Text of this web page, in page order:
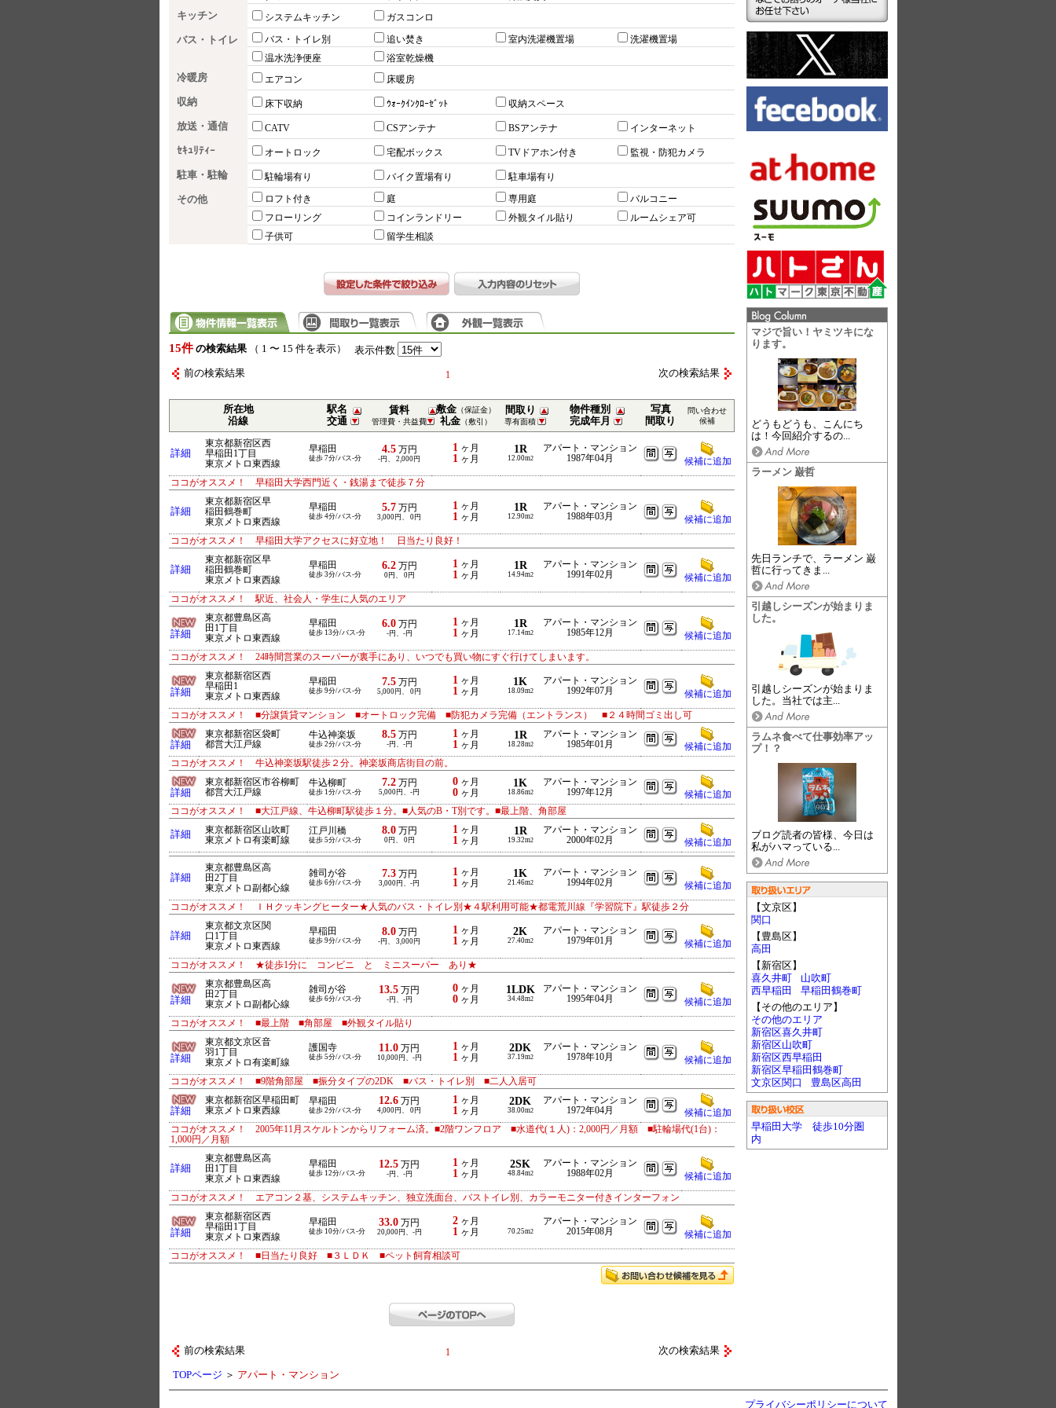
マジで旨い！ヤミツキにな
ります。
どうもどうも、こんにち
は！今回紹介するの...
ラーメン 巌哲
先日ランチで、ラーメン 巌
哲に行ってきま...
引越しシーズンが始まりま
した。
引越しシーズンが始まりま
した。当社では主...
ラムネ食べて仕事効率アッ
プ！？
ブログ読者の皆様、今日は
私がハマっている...
【文京区】
関口
【豊島区】
高田
【新宿区】
喜久井町
山吹町
西早稲田
早稲田鶴巻町
【その他のエリア】
その他のエリア
新宿区喜久井町
新宿区山吹町
新宿区西早稲田
新宿区早稲田鶴巻町
文京区関口
豊島区高田
早稲田大学 徒歩10分圏
内
キッチン システムキッチン ガスコンロ
バス・トイレ バス・トイレ別 追い焚き 室内洗濯機置場
洗濯機置場
温水洗浄便座
浴室乾燥機
冷暖房 エアコン 床暖房
収納 床下収納 ｳｫｰｸｲﾝｸﾛｰｾﾞｯﾄ 収納スペース
放送・通信 CATV CSアンテナ BSアンテナ インターネット
ｾｷｭﾘﾃｨｰ オートロック 宅配ボックス TVドアホン付き 監視・防犯カメラ
駐車・駐輪 駐輪場有り バイク置場有り 駐車場有り
その他 ロフト付き 庭 専用庭
バルコニー
フローリング
コインランドリー 外観タイル貼り
ルームシェア可
子供可
留学生相談
15件 の検索結果（ 1 〜 15 件を表示） 表示件数
前の検索結果 1 次の検索結果
所在地
沿線
駅名
交通
賃料
管理費・共益費
敷金（保証金）
礼金（敷引）
間取り
専有面積
物件種別
完成年月
写真
間取り
問い合わせ
候補
詳細
東京都新宿区西
早稲田1丁目
東京メトロ東西線
早稲田
徒歩 7分/バス-分
4.5万円
-円、 2,000円
1 ヶ月
1 ヶ月
1R
12.00m2
アパート・マンション
1987年04月
候補に追加
ココがオススメ！ 早稲田大学西門近く・銭湯まで徒歩７分
詳細
東京都新宿区早
稲田鶴巻町
東京メトロ東西線
早稲田
徒歩 4分/バス-分
5.7 万円
3,000円、 0円
1 ヶ月
1 ヶ月
1R
12.90m2
アパート・マンション
1988年03月
候補に追加
ココがオススメ！ 早稲田大学アクセスに好立地！ 日当たり良好！
詳細
東京都新宿区早
稲田鶴巻町
東京メトロ東西線
早稲田
徒歩 3分/バス-分
6.2万円
0円、 0円
1 ヶ月
1 ヶ月
1R
14.94m2
アパート・マンション
1991年02月
候補に追加
ココがオススメ！ 駅近、社会人・学生に人気のエリア
詳細
東京都豊島区高
田1丁目
東京メトロ東西線
早稲田
徒歩 13分/バス-分
6.0万円
-円、-円
1 ヶ月
1 ヶ月
1R
17.14m2
アパート・マンション
1985年12月
候補に追加
ココがオススメ！ 24時間営業のスーパーが裏手にあり、いつでも買い物にすぐ行けてしまいます。
詳細
東京都新宿区西
早稲田1
東京メトロ東西線
早稲田
徒歩 9分/バス-分
7.5万円
5,000円、 0円
1 ヶ月
1 ヶ月
1K
18.09m2
アパート・マンション
1992年07月
候補に追加
ココがオススメ！ ■分譲賃貸マンション ■オートロック完備 ■防犯カメラ完備（エントランス） ■２４時間ゴミ出し可
詳細
東京都新宿区袋町
都営大江戸線
牛込神楽坂
徒歩 2分/バス-分
8.5万円
-円、-円
1 ヶ月
1 ヶ月
1R
18.28m2
アパート・マンション
1985年01月
候補に追加
ココがオススメ！ 牛込神楽坂駅徒歩２分。神楽坂商店街目の前。
詳細
東京都新宿区市谷柳町
都営大江戸線
牛込柳町
徒歩 1分/バス-分
7.2万円
5,000円、-円
0ヶ月
0ヶ月
1K
18.86m2
アパート・マンション
1997年12月
候補に追加
ココがオススメ！ ■大江戸線、牛込柳町駅徒歩１分。■人気のB・T別です。■最上階、角部屋
詳細
東京都新宿区山吹町
東京メトロ有楽町線
江戸川橋
徒歩 5分/バス-分
8.0万円
0円、 0円
1 ヶ月
1 ヶ月
1R
19.32m2
アパート・マンション
2000年02月
候補に追加
詳細
東京都豊島区高
田2丁目
東京メトロ副都心線
雑司が谷
徒歩 6分/バス-分
7.3万円
3,000円、-円
1 ヶ月
1 ヶ月
1K
21.46m2
アパート・マンション
1994年02月
候補に追加
ココがオススメ！ ＩＨクッキングヒーター★人気のバス・トイレ別★４駅利用可能★都電荒川線『学習院下』駅徒歩２分
詳細
東京都文京区関
口1丁目
東京メトロ東西線
早稲田
徒歩 9分/バス-分
8.0万円
-円、 3,000円
1 ヶ月
1 ヶ月
2K
27.40m2
アパート・マンション
1979年01月
候補に追加
ココがオススメ！ ★徒歩1分に コンビニ と ミニスーパー あり★
詳細
東京都豊島区高
田2丁目
東京メトロ副都心線
雑司が谷
徒歩 6分/バス-分
13.5 万円
-円、-円
0ヶ月
0ヶ月
1LDK
34.48m2
アパート・マンション
1995年04月
候補に追加
ココがオススメ！ ■最上階 ■角部屋 ■外観タイル貼り
詳細
東京都文京区音
羽1丁目
東京メトロ有楽町線
護国寺
徒歩 5分/バス-分
11.0 万円
10,000円、-円
1 ヶ月
1 ヶ月
2DK
37.19m2
アパート・マンション
1978年10月
候補に追加
ココがオススメ！ ■9階角部屋 ■振分タイプの2DK ■バス・トイレ別 ■二人入居可
詳細
東京都新宿区早稲田町
東京メトロ東西線
早稲田
徒歩 2分/バス-分
12.6 万円
4,000円、 0円
1 ヶ月
1 ヶ月
2DK
38.00m2
アパート・マンション
1972年04月
候補に追加
ココがオススメ！ 2005年11月スケルトンからリフォーム済。■2階ワンフロア ■水道代(１人)：2,000円／月額 ■駐輪場代(1台)：
1,000円／月額
詳細
東京都豊島区高
田1丁目
東京メトロ東西線
早稲田
徒歩 12分/バス-分
12.5 万円
-円、-円
1 ヶ月
1 ヶ月
2SK
48.84m2
アパート・マンション
1988年02月
候補に追加
ココがオススメ！ エアコン２基、システムキッチン、独立洗面台、バストイレ別、カラーモニター付きインターフォン
詳細
東京都新宿区西
早稲田1丁目
東京メトロ東西線
早稲田
徒歩 10分/バス-分
33.0 万円
20,000円、-円
2ヶ月
1 ヶ月 70.25m2
アパート・マンション
2015年08月
候補に追加
ココがオススメ！ ■日当たり良好 ■３ＬＤＫ ■ペット飼育相談可
前の検索結果 1 次の検索結果
TOPページ ＞ アパート・マンション
プライバシーポリシーについて